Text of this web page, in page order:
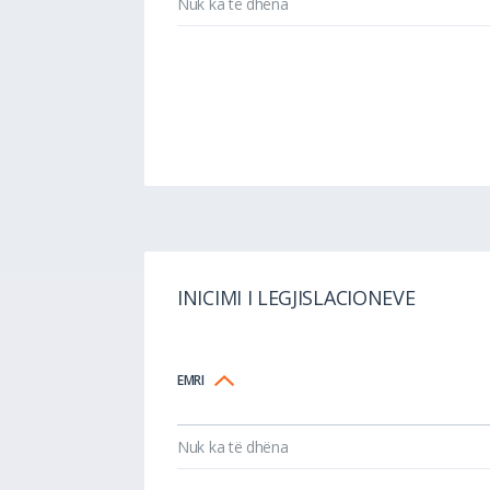
INICIMI I LEGJISLACIONEVE
EMRI
Nuk ka të dhëna